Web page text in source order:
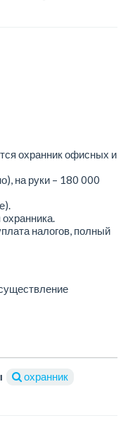
охранник офисных и
на руки – 180 000
налогов, полный
охранник